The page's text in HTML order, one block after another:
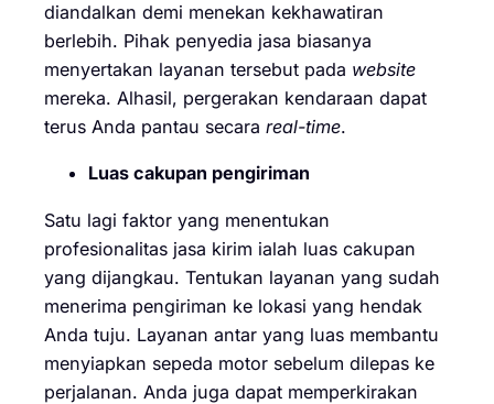
diandalkan demi menekan kekhawatiran
berlebih. Pihak penyedia jasa biasanya
menyertakan layanan tersebut pada website
mereka. Alhasil, pergerakan kendaraan dapat
terus Anda pantau secara real-time.
Luas cakupan pengiriman
Satu lagi faktor yang menentukan
profesionalitas jasa kirim ialah luas cakupan
yang dijangkau. Tentukan layanan yang sudah
menerima pengiriman ke lokasi yang hendak
Anda tuju. Layanan antar yang luas membantu
menyiapkan sepeda motor sebelum dilepas ke
perjalanan. Anda juga dapat memperkirakan